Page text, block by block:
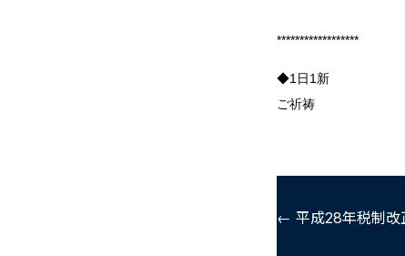
******************
◆1日1新
ご祈祷
← 平成28年税制改